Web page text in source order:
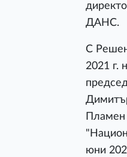
ДАНС.
С
2021 г.
Пламен
юни